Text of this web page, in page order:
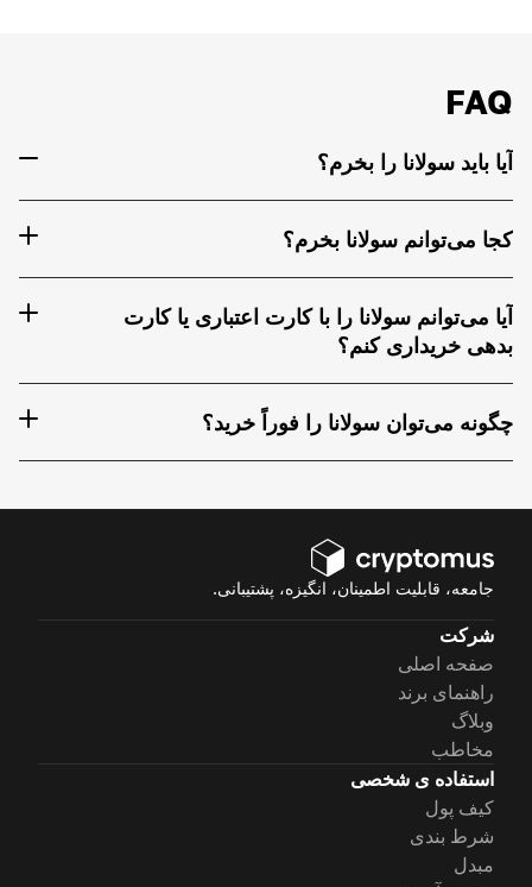
FAQ
آیا باید سولانا را بخرم؟
کجا می‌توانم سولانا بخرم؟
آیا می‌توانم سولانا را با کارت اعتباری یا کارت
بدهی خریداری کنم؟
چگونه می‌توان سولانا را فوراً خرید؟
جامعه، قابلیت اطمینان، انگیزه، پشتیبانی.
شرکت
صفحه اصلی
راهنمای برند
وبلاگ
مخاطب
استفاده ی شخصی
کیف پول
شرط بندی
مبدل